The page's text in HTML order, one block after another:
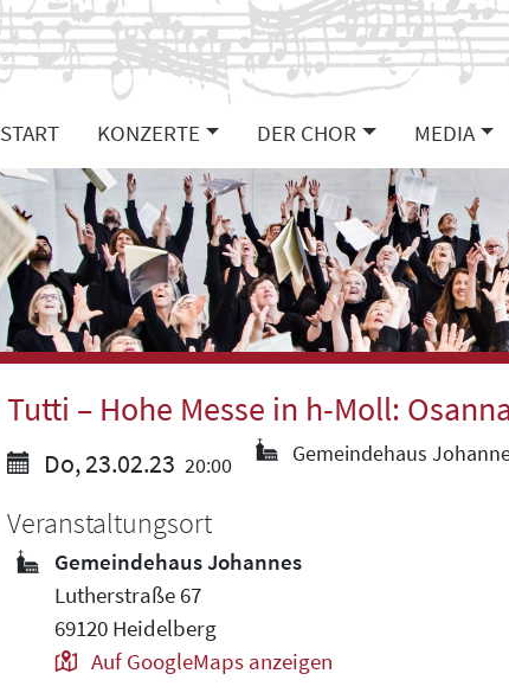
START KONZERTE DER CHOR MEDIA
Tutti – Hohe Messe in h-Moll:
Do, 23.02.23 20:00 Gemeindehaus
Veranstaltungsort
Gemeindehaus Johannes
Lutherstraße 67
69120 Heidelberg
Auf GoogleMaps anzeigen